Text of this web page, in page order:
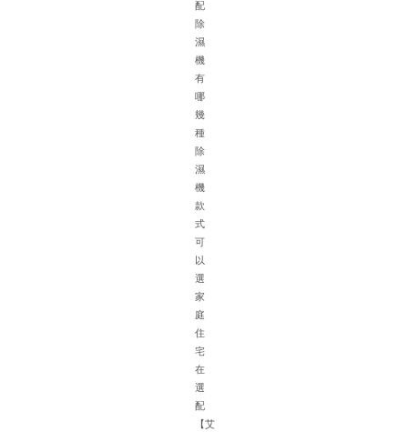
配
除
濕
機
有
哪
幾
種
除
濕
機
款
式
可
以
選
家
庭
住
宅
在
選
配
【艾